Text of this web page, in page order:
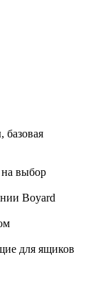
базовая
на выбор
Boyard
для ящиков